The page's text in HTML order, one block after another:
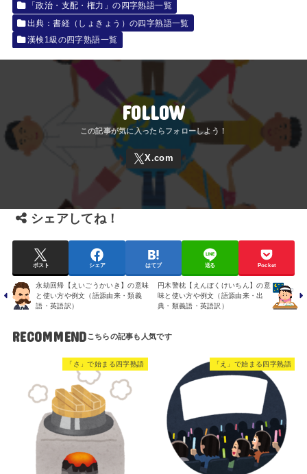
「政治・支配・権力」の四字熟語一覧
出典：書経（しょきょう）の四字熟語一覧
漢検1級の四字熟語一覧
FOLLOW
シェアしてね！
ポスト シェア はてブ 送る Pocket
永劫回帰【えいごうかいき】の意味
と使い方や例文（語源由来・類義
語・英語訳）
円木警枕【えんぼくけいちん】の意
味と使い方や例文（語源由来・出
典・類義語・英語訳）
RECOMMEND
「さ」で始まる四字熟語 「え」で始まる四字熟語